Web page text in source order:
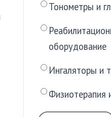
Тонометры и
оборудование
Ингаляторы и
Физиотерапия